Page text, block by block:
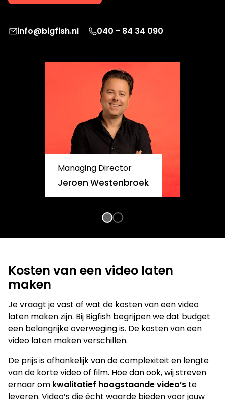
info@bigfish.nl 040 - 84 34 090
Managing Director
Jeroen Westenbroek
Kosten van een video laten
maken
Je vraagt je vast af wat de kosten van een video
laten maken zijn. Bij Bigfish begrijpen we dat budget
een belangrijke overweging is. De kosten van een
video laten maken verschillen.
De prijs is afhankelijk van de complexiteit en lengte
van de korte video of film. Hoe dan ook, wij streven
ernaar om kwalitatief hoogstaande video’s te
leveren. Video’s die écht waarde bieden voor jouw